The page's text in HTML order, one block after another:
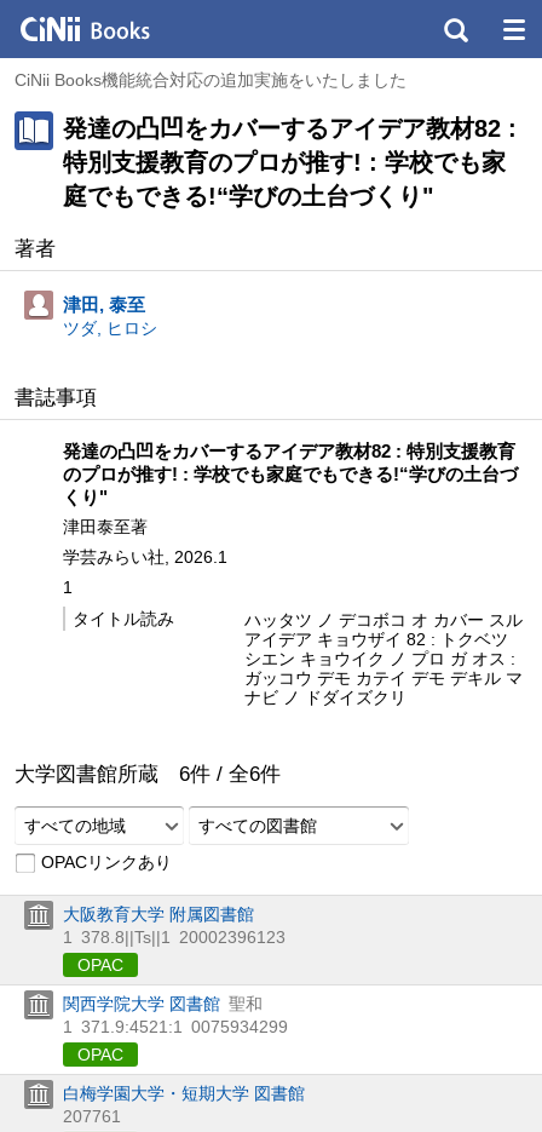
CiNii Books機能統合対応の追加実施をいたしました
発達の凸凹をカバーするアイデア教材82 :
特別支援教育のプロが推す! : 学校でも家
庭でもできる!“学びの土台づくり"
著者
津田, 泰至
ツダ, ヒロシ
書誌事項
発達の凸凹をカバーするアイデア教材82 : 特別支援教育
のプロが推す! : 学校でも家庭でもできる!“学びの土台づ
くり"
津田泰至著
学芸みらい社, 2026.1
1
タイトル読み
ハッタツ ノ デコボコ オ カバー スル
アイデア キョウザイ 82 : トクベツ
シエン キョウイク ノ プロ ガ オス :
ガッコウ デモ カテイ デモ デキル マ
ナビ ノ ドダイズクリ
大学図書館所蔵 6件 / 全6件
すべての地域
すべての図書館
OPACリンクあり
大阪教育大学 附属図書館
1
378.8||Ts||1
20002396123
OPAC
関西学院大学 図書館 聖和
1
371.9:4521:1
0075934299
OPAC
白梅学園大学・短期大学 図書館
207761